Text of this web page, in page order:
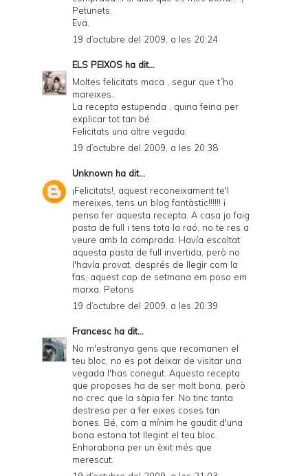
Petunets,
Eva.
19 d’octubre del 2009, a les 20:24
ELS PEIXOS ha dit...
Moltes felicitats maca , segur que t´ho
mareixes..
La recepta estupenda , quina feina per
explicar tot tan bé.
Felicitats una altre vegada.
19 d’octubre del 2009, a les 20:38
Unknown ha dit...
¡Felicitats!, aquest reconeixament te'l
mereixes, tens un blog fantàstic!!!!!! i
penso fer aquesta recepta. A casa jo faig
pasta de full i tens tota la raó, no te res a
veure amb la comprada. Havía escoltat
aquesta pasta de full invertida, però no
l'havía provat, després de llegir com la
fas, aquest cap de setmana em poso em
marxa. Petons
19 d’octubre del 2009, a les 20:39
Francesc ha dit...
No m'estranya gens que recomanen el
teu bloc, no es pot deixar de visitar una
vegada l'has conegut. Aquesta recepta
que proposes ha de ser molt bona, però
no crec que la sàpia fer. No tinc tanta
destresa per a fer eixes coses tan
bones. Bé, com a mínim he gaudit d'una
bona estona tot llegint el teu bloc.
Enhorabona per un èxit més que
merescut.